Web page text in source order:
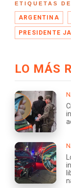
ETIQUETAS
ARGENTINA
PRESIDENTE
LO MÁS